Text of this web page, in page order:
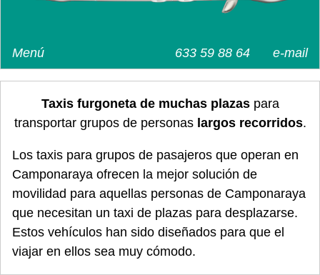
e-mail
633 59 88 64
Menú
Taxis furgoneta de muchas plazaspara
transportar grupos de personas largos recorridos.
Los taxis para grupos de pasajeros que operan en
Camponaraya ofrecen la mejor solución de
movilidad para aquellas personas de Camponaraya
que necesitan un taxi de plazas para desplazarse.
Estos vehículos han sido diseñados para que el
viajar en ellos sea muy cómodo.